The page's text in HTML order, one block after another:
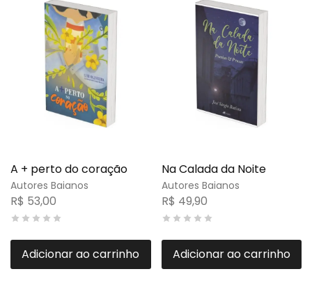
Autores Baianos
A + perto do coração
R$ 53,00
Adicionar ao carrinho
Autores Baianos
Na Calada da Noite
R$ 49,90
Adicionar ao carrinho